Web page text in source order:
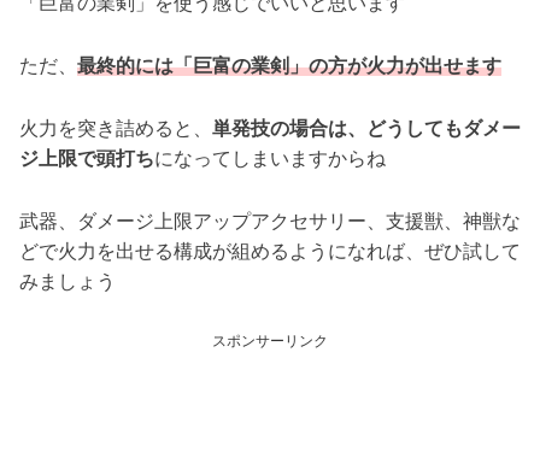
ただ、 最終的には「巨富の業剣」の方が火力が出せます
火力を突き詰めると、 単発技の場合は、どうしてもダメー
ジ上限で頭打ちになってしまいますからね
武器、ダメージ上限アップアクセサリー、支援獣、神獣な
どで火力を出せる構成が組めるようになれば、ぜひ試して
みましょう
スポンサーリンク